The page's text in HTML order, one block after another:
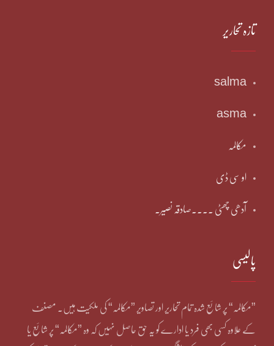
تازہ تحاریر
salma
asma
مکالمہ
او سی ڈی
آدھی چھٹی ۔۔۔۔صادقہ نصیر۔
پالیسی
”مکالمہ“ پر شائع شدہ تمام تحاریر اور تصاویر ”مکالمہ“ کی ملکیت ہیں۔ مصنف
کے علاوہ کسی بھی فرد یا ادارے کو یہ حق حاصل نہیں کہ وہ ”مکالمہ“ پر شائع یا